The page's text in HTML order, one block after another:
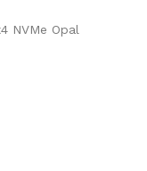
NVMe Opal